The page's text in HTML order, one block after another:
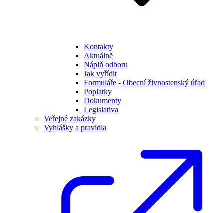
Kontakty
Aktuálně
Náplň odboru
Jak vyřídit
Formuláře - Obecní živnostenský úřad
Poplatky
Dokumenty
Legislativa
Veřejné zakázky
Vyhlášky a pravidla